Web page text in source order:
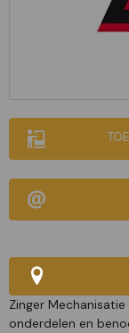
Zinger
onderdelen en